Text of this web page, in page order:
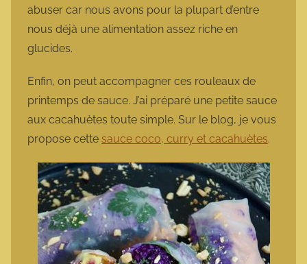
abuser car nous avons pour la plupart d’entre
nous déjà une alimentation assez riche en
glucides.
Enfin, on peut accompagner ces rouleaux de
printemps de sauce. J’ai préparé une petite sauce
aux cacahuètes toute simple. Sur le blog, je vous
propose cette sauce coco, curry et cacahuètes.